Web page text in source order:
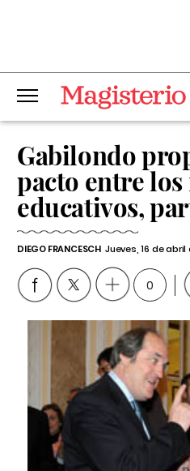
Gabilondo
pacto entre
educativos,
DIEGO FRANCESCH Jueves, 16 de abril
0